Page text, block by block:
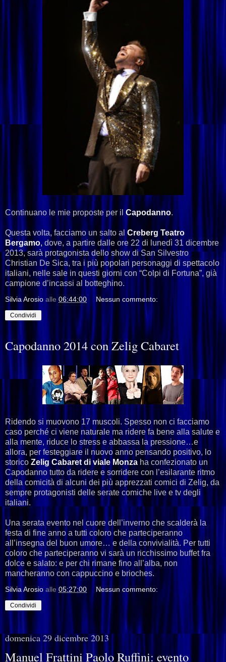
Continuano le mie proposte per il Capodanno.
Questa volta, facciamo un salto al Creberg Teatro
Bergamo, dove, a partire dalle ore 22 di lunedì 31 dicembre
2013, sarà protagonista dello show di San Silvestro
Christian De Sica, tra i più popolari personaggi di spettacolo
italiani, nelle sale in questi giorni con “Colpi di Fortuna”, già
campione d’incassi al botteghino.
Silvia Arosio alle 06:44:00 Nessun commento:
Condividi
Capodanno 2014 con Zelig Cabaret
Ridendo si muovono 17 muscoli. Spesso non ci facciamo
caso perché ci viene naturale ma ridere fa bene alla salute e
alla mente, riduce lo stress e abbassa la pressione…e
allora, per festeggiare il nuovo anno pensando positivo, lo
storico Zelig Cabaret di viale Monza ha confezionato un
Capodanno tutto da ridere e sorridere con l’esilarante ritmo
della comicità di alcuni dei più apprezzati comici di Zelig, da
sempre protagonisti delle serate comiche live e tv degli
italiani.
Una serata evento nel cuore dell’inverno che scalderà la
festa di fine anno a tutti coloro che parteciperanno
all’insegna del buon umore… e della convivialità. Per tutti
coloro che parteciperanno vi sarà un ricchissimo buffet fra
dolce e salato: e per chi rimane fino all’alba, non
mancheranno con cappuccino e brioches.
Silvia Arosio alle 05:27:00 Nessun commento:
Condividi
domenica 29 dicembre 2013
Manuel Frattini Paolo Ruffini: evento